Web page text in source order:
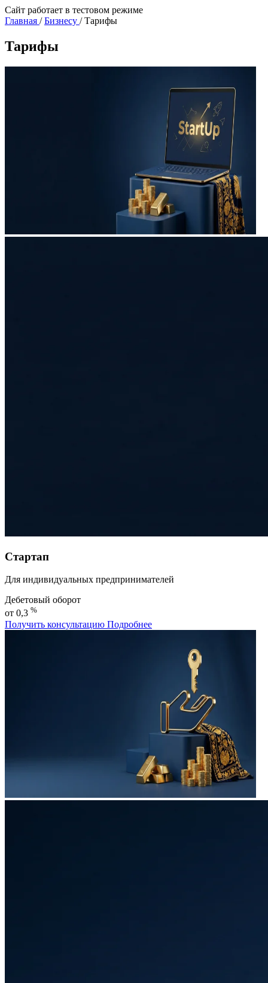
Сайт работает в тестовом режиме
Главная / Бизнесу /Тарифы
Тарифы
Стартап
Для индивидуальных предпринимателей
Дебетовый оборот
от 0,3 %
Получить консультацию Подробнее